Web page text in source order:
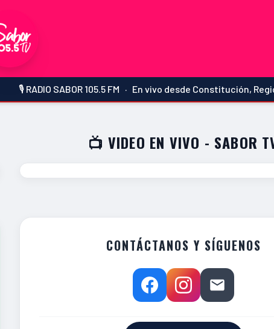
SABOR 105.5 FM · En vivo desde Constitución, Región del
📺 VIDEO EN VIVO - SABOR
CONTÁCTANOS Y SÍGUENOS